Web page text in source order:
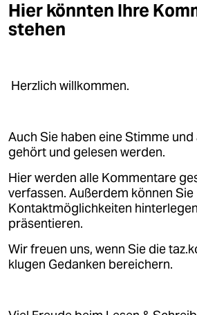
Hier könnten Ihre
stehen
Herzlich willkommen.
Auch Sie haben eine Stimme
gehört und gelesen werden.
Hier werden alle Kommentare
verfassen. Außerdem können Sie
Kontaktmöglichkeiten
präsentieren.
Wir freuen uns, wenn Sie die
klugen Gedanken bereichern.